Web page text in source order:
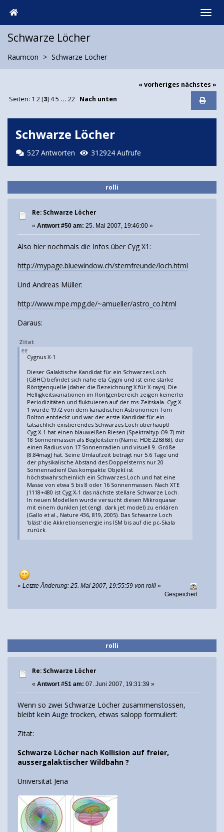
Schwarze Löcher
Raumcon Schwarze Löcher
« vorheriges nächstes »
Seiten: 1 2[3] 4 5 ... 22 Nach unten
Schwarze Löcher
527 Antworten 312924 Aufrufe
rolli
Re: Schwarze Löcher
« Antwort #50 am: 25. Mai 2007, 19:46:00 »
Also hier nochmals die Infos über Cyg X1:
http://mypage.bluewindow.ch/sternfreunde/loch.html
Und Andreas Müller:
http://www.mpe.mpg.de/~amueller/astro_co.html
Daraus:
Zitat
Cygnus X-1
Dieser Galaktische Kandidat für ein Schwarzes Loch
(GBHC) befindet sich nahe eta Cygni und ist eine starke
Röntgenquelle (daher die Bezeichnung X für X-rays). Die
Helligkeitsvariationen im Röntgenbereich zeigen keinerlei
Periodizitäten und fluktuieren auf der ms-Zeitskala. Cyg X-
1 wurde 1972 von dem kanadischen Astronomen Tom
Bolton entdeckt und war der erste Kandidat für ein
tatsächlich existierendes Schwarzes Loch überhaupt!
Cyg X-1 hat einen blauweißen Riesen (Spektraltyp O9.7) mit
18 Sonnenmassen als Begleitstern (Name: HDE 226868), der
einen Radius von 17 Sonnenradien und visuell 9. Größe
(8.84mag) hat. Seine Umlaufzeit beträgt nur 5.6 Tage und
der physikalische Abstand des Doppelsterns nur 20
Sonnenradien! Das kompakte Objekt ist
höchstwahrscheinlich ein Schwarzes Loch und hat eine
Masse von etwa 5 bis 8 oder 16 Sonnenmassen. Nach XTE
J1118+480 ist Cyg X-1 das nächste stellare Schwarze Loch.
In neuen Modellen wurde versucht diesen Mikroquasar
mit einem dunklen Jet (engl. dark jet model) zu erklären
(Gallo et al., Nature 436, 819, 2005). Das Schwarze Loch
'bläst' die Akkretionsenergie ins ISM bis auf die pc-Skala
zurück.
« Letzte Änderung: 25. Mai 2007, 19:55:59 von rolli »
Gespeichert
rolli
Re: Schwarze Löcher
« Antwort #51 am: 07. Juni 2007, 19:31:39 »
Wenn so zwei Schwarze Löcher zusammenstossen,
bleibt kein Auge trocken, etwas salopp formuliert:
Zitat:
Schwarze Löcher nach Kollision auf freier,
aussergalaktischer Wildbahn ?
Universität Jena